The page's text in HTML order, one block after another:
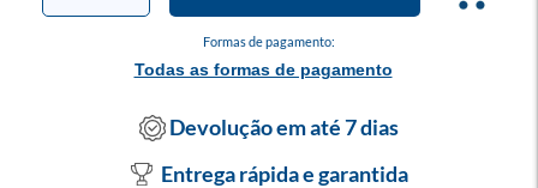
Formas de pagamento:
Todas as formas de pagamento
Devolução em até 7 dias
Entrega rápida e garantida